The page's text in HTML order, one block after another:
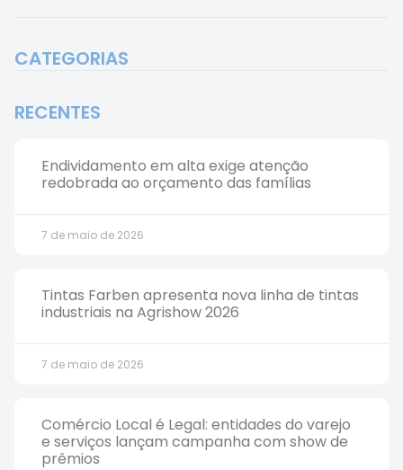
CATEGORIAS
RECENTES
Endividamento em alta exige atenção
redobrada ao orçamento das famílias
7 de maio de 2026
Tintas Farben apresenta nova linha de tintas
industriais na Agrishow 2026
7 de maio de 2026
Comércio Local é Legal: entidades do varejo
e serviços lançam campanha com show de
prêmios